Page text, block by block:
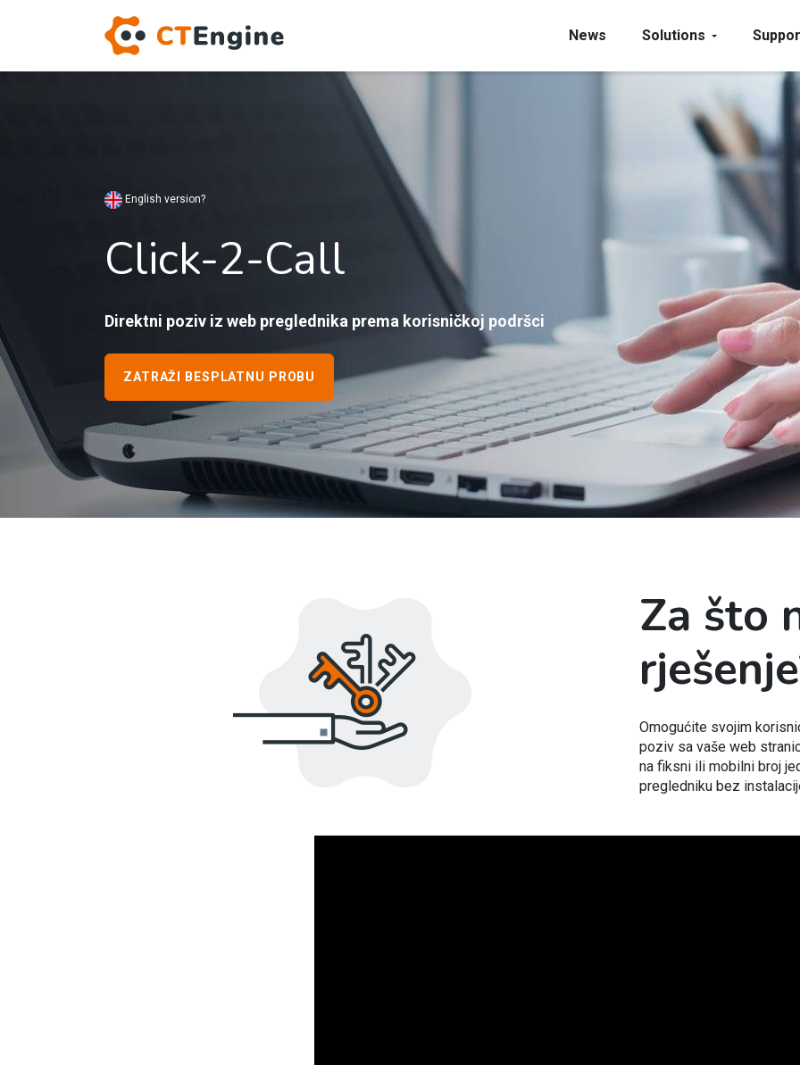
News Solutions
English version?
Click-2-Call
Direktni poziv iz web preglednika prema korisničkoj podršci
ZATRAŽI BESPLATNU PROBU
Za što
Omogućite svojim
poziv sa vaše web
na fiksni ili mobilni broj
pregledniku bez